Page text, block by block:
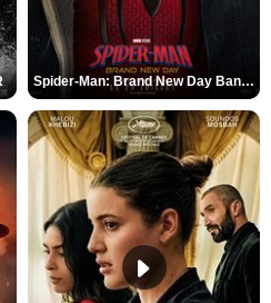
Spider-Man: Brand New Day Bande-annonce VO STFR